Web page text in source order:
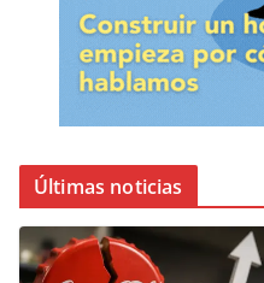
Últimas noticias